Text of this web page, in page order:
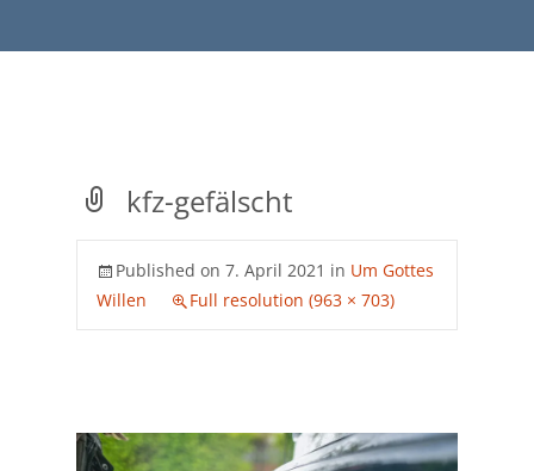
kfz-gefälscht
Published on 7. April 2021 in Um Gottes
Willen
Full resolution (963 × 703)